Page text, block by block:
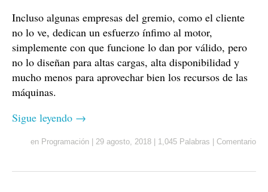
Incluso algunas empresas del gremio, como el cliente
no lo ve, dedican un esfuerzo ínfimo al motor,
simplemente con que funcione lo dan por válido, pero
no lo diseñan para altas cargas, alta disponibilidad y
mucho menos para aprovechar bien los recursos de las
máquinas.
Sigue leyendo →
en Programación 29 agosto, 2018 1,045 Palabras Comentario